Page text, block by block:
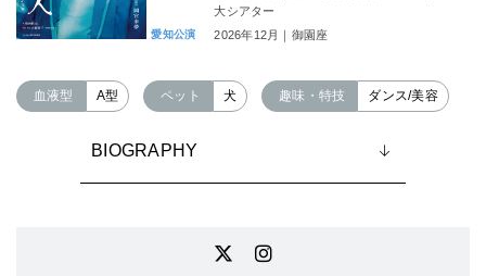
大シアター
愛知公演 2026年12月｜御園座
血液型 A型 ペット 犬 趣味・特技 ダンス/美容
BIOGRAPHY